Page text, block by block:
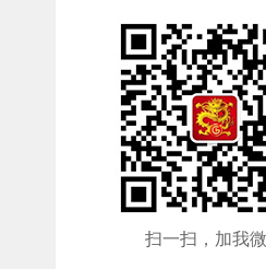
扫一扫，加我